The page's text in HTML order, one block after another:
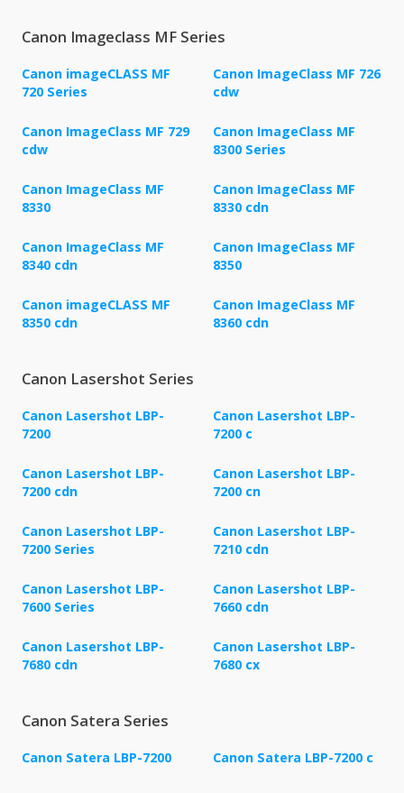
Canon Imageclass MF Series
Canon imageCLASS MF
720 Series
Canon ImageClass MF 726
cdw
Canon ImageClass MF 729
cdw
Canon ImageClass MF
8300 Series
Canon ImageClass MF
8330
Canon ImageClass MF
8330 cdn
Canon ImageClass MF
8340 cdn
Canon ImageClass MF
8350
Canon imageCLASS MF
8350 cdn
Canon ImageClass MF
8360 cdn
Canon Lasershot Series
Canon Lasershot LBP-
7200
Canon Lasershot LBP-
7200 c
Canon Lasershot LBP-
7200 cdn
Canon Lasershot LBP-
7200 cn
Canon Lasershot LBP-
7200 Series
Canon Lasershot LBP-
7210 cdn
Canon Lasershot LBP-
7600 Series
Canon Lasershot LBP-
7660 cdn
Canon Lasershot LBP-
7680 cdn
Canon Lasershot LBP-
7680 cx
Canon Satera Series
Canon Satera LBP-7200 Canon Satera LBP-7200 c